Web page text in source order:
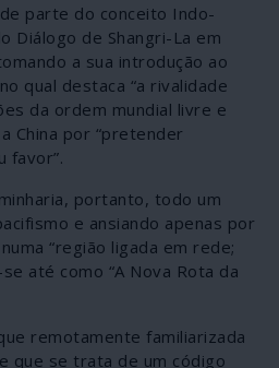
parte do conceito Indo-
Diálogo de Shangri-La em
a sua introdução ao
qual destaca “a rivalidade
da ordem mundial livre e
China por “pretender
favor”.
portanto, todo um
e ansiando apenas por
“região ligada em rede;
até como “A Nova Rota da
remotamente familiarizada
que se trata de um código